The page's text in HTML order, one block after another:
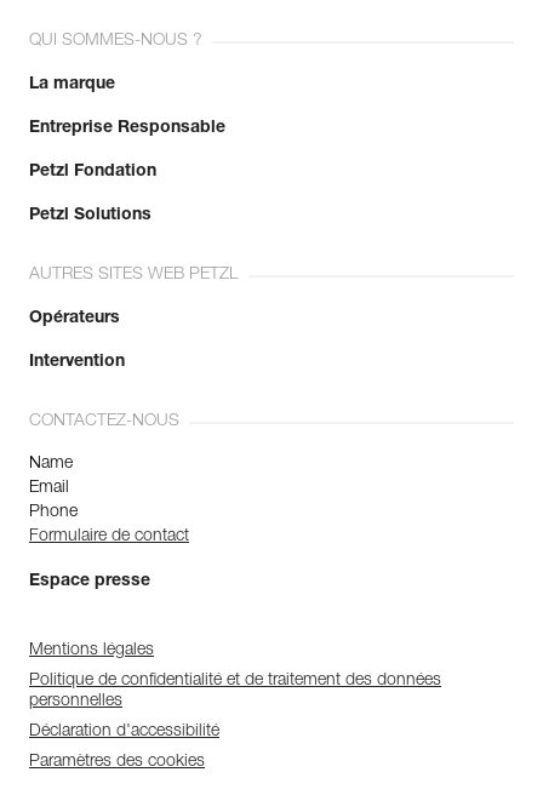
QUI SOMMES-NOUS ?
La marque
Entreprise Responsable
Petzl Fondation
Petzl Solutions
AUTRES SITES WEB PETZL
Opérateurs
Intervention
CONTACTEZ-NOUS
Name
Email
Phone
Formulaire de contact
Espace presse
Mentions légales
Politique de confidentialité et de traitement des données
personnelles
Déclaration d'accessibilité
Paramètres des cookies